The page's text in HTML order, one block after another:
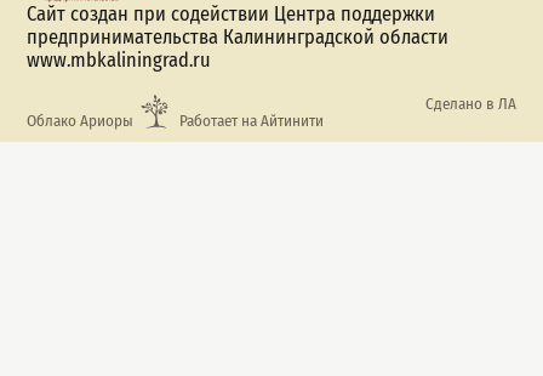
Сайт создан при содействии Центра поддержки
предпринимательства Калининградской области
www.mbkaliningrad.ru
Облако Ариоры Работает на Айтинити
Сделано в ЛА